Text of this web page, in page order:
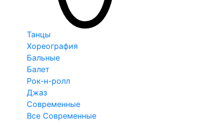
Танцы
Хореография
Бальные
Балет
Рок-н-ролл
Джаз
Современные
Все Современные